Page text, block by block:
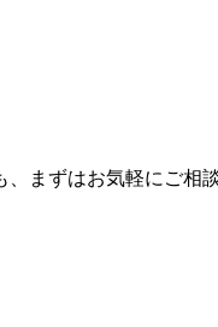
まずはお気軽にご相